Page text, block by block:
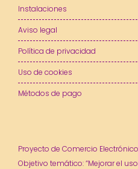
Instalaciones
Aviso legal
Política de privacidad
Uso de cookies
Métodos de pago
Proyecto de Comercio
Objetivo temático: “Mejorar el